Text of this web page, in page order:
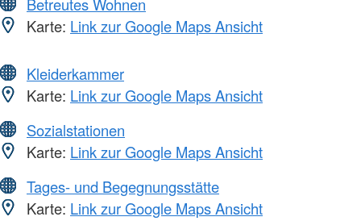
Karte: Link zur Google Maps Ansicht
Kleiderkammer
Karte: Link zur Google Maps Ansicht
Sozialstationen
Karte: Link zur Google Maps Ansicht
Tages- und Begegnungsstätte
Karte: Link zur Google Maps Ansicht